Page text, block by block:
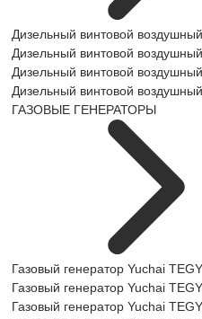
Дизельный винтовой
Дизельный винтовой
Дизельный винтовой
Дизельный винтовой
ГАЗОВЫЕ ГЕНЕРАТОРЫ
Газовый генератор Yuchai
Газовый генератор Yuchai
Газовый генератор Yuchai